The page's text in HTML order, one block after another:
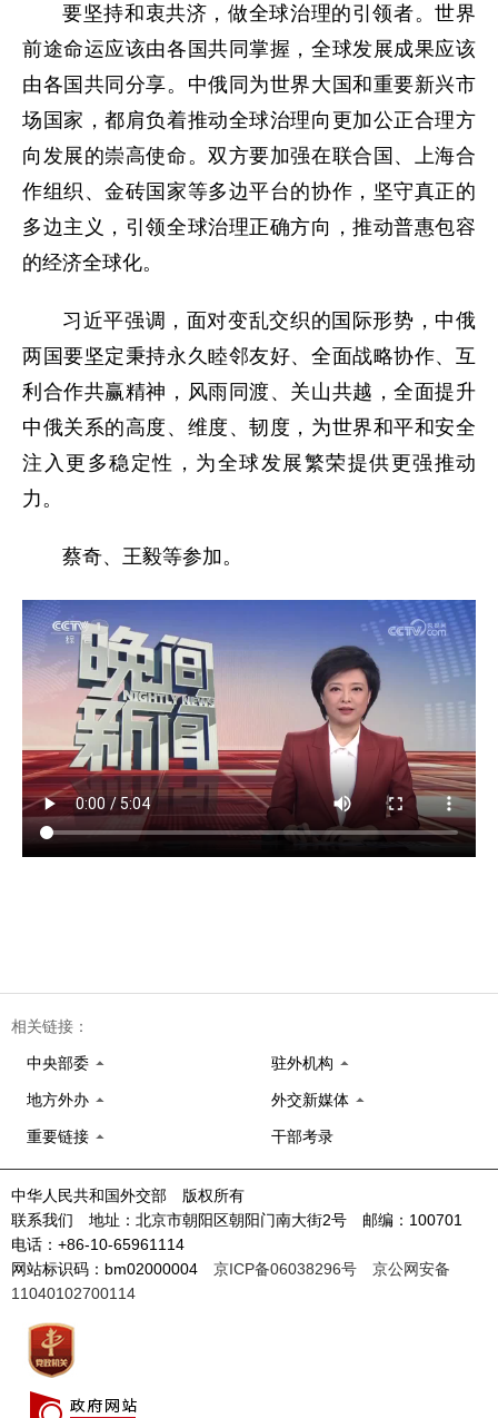
要坚持和衷共济，做全球治理的引领者。世界
前途命运应该由各国共同掌握，全球发展成果应该
由各国共同分享。中俄同为世界大国和重要新兴市
场国家，都肩负着推动全球治理向更加公正合理方
向发展的崇高使命。双方要加强在联合国、上海合
作组织、金砖国家等多边平台的协作，坚守真正的
多边主义，引领全球治理正确方向，推动普惠包容
的经济全球化。
习近平强调，面对变乱交织的国际形势，中俄
两国要坚定秉持永久睦邻友好、全面战略协作、互
利合作共赢精神，风雨同渡、关山共越，全面提升
中俄关系的高度、维度、韧度，为世界和平和安全
注入更多稳定性，为全球发展繁荣提供更强推动
力。
蔡奇、王毅等参加。
相关链接：
中央部委 驻外机构
地方外办 外交新媒体
重要链接 干部考录
中华人民共和国外交部 版权所有
联系我们 地址：北京市朝阳区朝阳门南大街2号 邮编：100701
电话：+86-10-65961114
网站标识码：bm02000004 京ICP备06038296号
京公网安备
11040102700114